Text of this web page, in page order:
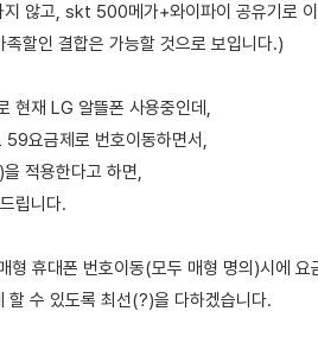
지 않고, skt 500메가+와이파이 공유기로
할인 결합은 가능할 것으로 보입니다.)
현재 LG 알뜰폰 사용중인데,
요금제로 번호이동하면서,
적용한다고 하면,
립니다.
형 휴대폰 번호이동(모두 매형 명의)시에 요
할 수 있도록 최선(?)을 다하겠습니다.